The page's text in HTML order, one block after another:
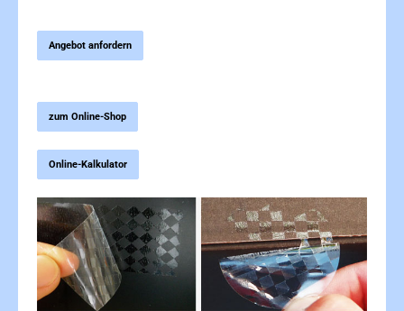
Angebot anfordern
zum Online-Shop
Online-Kalkulator
Bildergalerie überspringen